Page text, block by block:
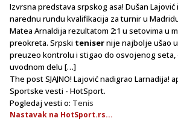
Izvrsna predstava srpskog asa! Dušan
narednu rundu kvalifikacija za turnir u
Matea Arnaldija rezultatom 2:1 u setovima u
preokreta. Srpski tenisernije najbolje ušao
preuzeo kontrolu i stigao do osvojenog
uvodnom delu […]
The post SJAJNO! Lajović nadigrao Larnadija!
Sportske vesti - HotSport.
Pogledaj vesti o: Tenis
Nastavak na HotSport.rs...